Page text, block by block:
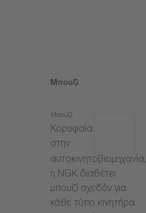
Μπουζί
Μπουζί
Κορυφαία
στην
αυτοκινητοβιομηχανία,
η NGK διαθέτει
μπουζί σχεδόν για
κάθε τύπο κινητήρα